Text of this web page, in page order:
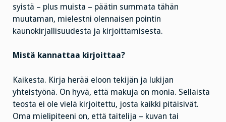
syistä – plus muista – päätin summata tähän
muutaman, mielestni olennaisen pointin
kaunokirjallisuudesta ja kirjoittamisesta.
Mistä kannattaa kirjoittaa?
Kaikesta. Kirja herää eloon tekijän ja lukijan
yhteistyönä. On hyvä, että makuja on monia. Sellaista
teosta ei ole vielä kirjoitettu, josta kaikki pitäisivät.
Oma mielipiteeni on, että taitelija – kuvan tai